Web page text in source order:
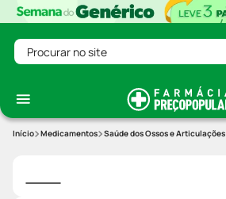
Procurar no site
Medicamentos Saúde dos Ossos e Articulações